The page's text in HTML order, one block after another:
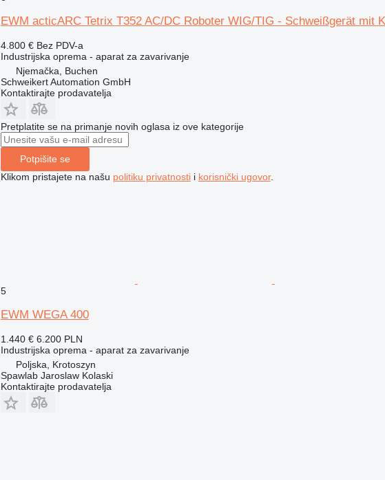
EWM acticARC Tetrix T352 AC/DC Roboter WIG/TIG - Schweißgerät mit
4.800 € Bez PDV-a
Industrijska oprema - aparat za zavarivanje
Njemačka, Buchen
Schweikert Automation GmbH
Kontaktirajte prodavatelja
Pretplatite se na primanje novih oglasa iz ove kategorije
Potpišite se
Klikom pristajete na našu politiku privatnostii korisnički ugovor.
5
EWM WEGA 400
1.440 € 6.200 PLN
Industrijska oprema - aparat za zavarivanje
Poljska, Krotoszyn
Spawlab Jaroslaw Kolaski
Kontaktirajte prodavatelja